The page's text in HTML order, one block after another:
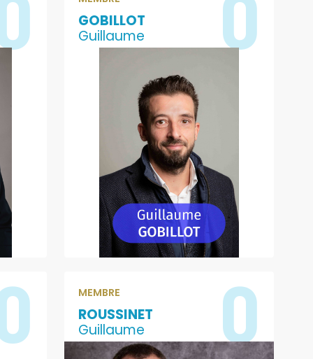
GOBILLOT
Guillaume
MEMBRE
ROUSSINET
Guillaume
0